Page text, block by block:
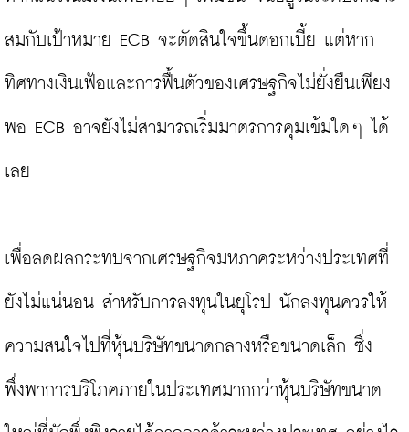
สมกับเป้าหมาย ECB จะตัดสินใจขึ้นดอกเบี้ย แต่หาก
ทิศทางเงินเฟ้อและการฟื้นตัวของเศรษฐกิจไม่ยั่งยืนเพียง
พอ ECB อาจยังไม่สามารถเริ่มมาตรการคุมเข้มใดๆ ได้
เลย
เพื่อลดผลกระทบจากเศรษฐกิจมหภาคระหว่างประเทศที่
ยังไม่แน่นอน สำหรับการลงทุนในยุโรป นักลงทุนควรให้
ความสนใจไปที่หุ้นบริษัทขนาดกลางหรือขนาดเล็ก ซึ่ง
พึ่งพาการบริโภคภายในประเทศมากกว่าหุ้นบริษัทขนาด